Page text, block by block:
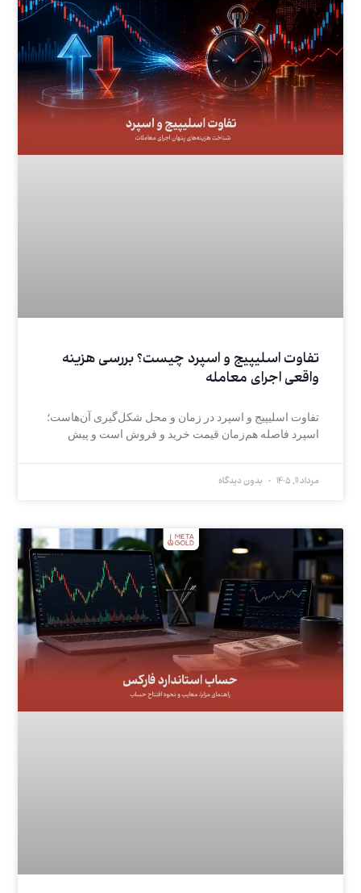
تفاوت اسلیپیج و اسپرد چیست؟ بررسی هزینه
واقعی اجرای معامله
تفاوت اسلیپیج و اسپرد در زمان و محل شکل‌گیری آن‌هاست؛
اسپرد فاصله هم‌زمان قیمت خرید و فروش است و پیش
مرداد 11, 1405 بدون دیدگاه